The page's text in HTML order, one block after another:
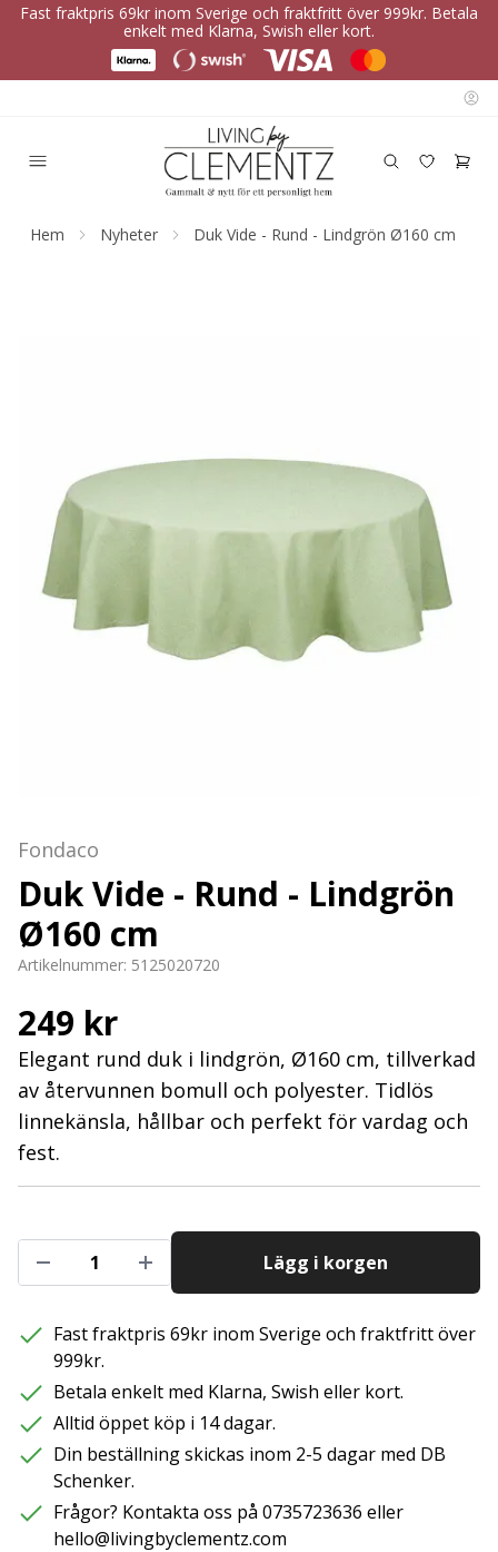
Fast fraktpris 69kr inom Sverige och fraktfritt över 999kr. Betala
enkelt med Klarna, Swish eller kort.
Hem Nyheter Duk Vide - Rund - Lindgrön Ø160 cm
Fondaco
Duk Vide - Rund - Lindgrön
Ø160 cm
Artikelnummer: 5125020720
249 kr
Elegant rund duk i lindgrön, Ø160 cm, tillverkad
av återvunnen bomull och polyester. Tidlös
linnekänsla, hållbar och perfekt för vardag och
fest.
Lägg i korgen
Fast fraktpris 69kr inom Sverige och fraktfritt över
999kr.
Betala enkelt med Klarna, Swish eller kort.
Alltid öppet köp i 14 dagar.
Din beställning skickas inom 2-5 dagar med DB
Schenker.
Frågor? Kontakta oss på 0735723636 eller
hello@livingbyclementz.com